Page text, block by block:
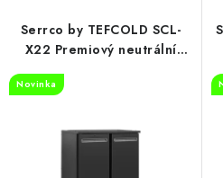
Serrco by TEFCOLD SCL-
X22 Premiový neutrální
minibar do baru
Novinka